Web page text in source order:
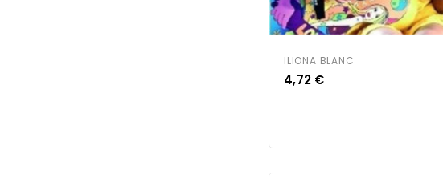
ILIONA BLANC
Prix
4,72 €